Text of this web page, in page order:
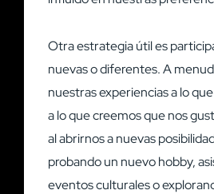
Otra estrategia útil es
nuevas o diferentes. A
nuestras experiencias a lo
a lo que creemos que nos
al abrirnos a nuevas
probando un nuevo hobby,
eventos culturales o